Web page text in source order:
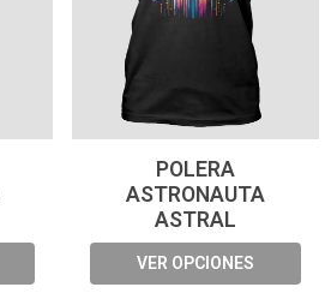
POLERA
ASTRONAUTA
ASTRAL
VER OPCIONES